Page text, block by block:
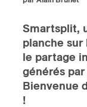
Smartsplit,
planche
le partage
générés
Bienvenue
!